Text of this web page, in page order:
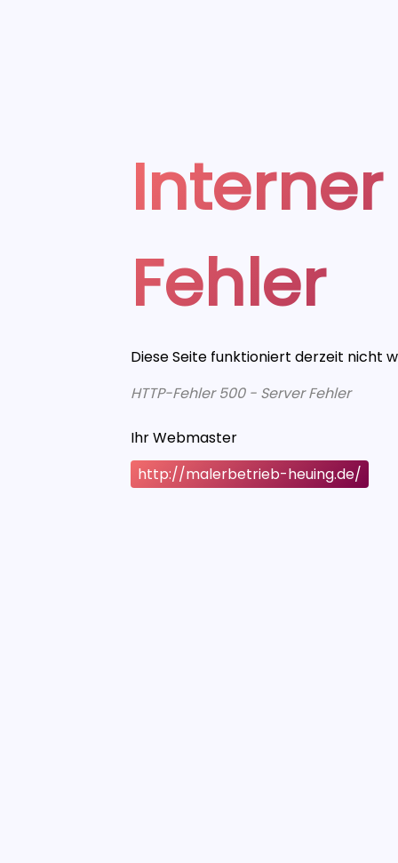
Fehler
Diese Seite funktioniert derzeit nicht
HTTP-Fehler 500 - Server Fehler
Ihr Webmaster
http://malerbetrieb-heuing.de/